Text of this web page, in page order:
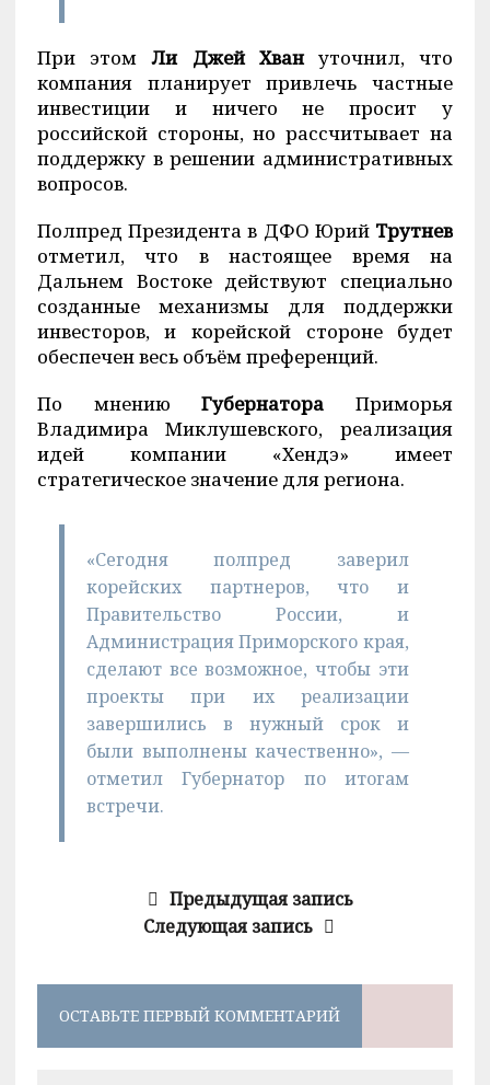
При этомЛи Джей Хвануточнил, что
компания планирует привлечь частные
инвестиции и ничего не просит у
российской стороны, но рассчитывает на
поддержку в решении административных
вопросов.
Полпред Президента в ДФО Юрий Трутнев
отметил, что в настоящее время на
Дальнем Востоке действуют специально
созданные механизмы для поддержки
инвесторов, и корейской стороне будет
обеспечен весь объём преференций.
По мнениюГубернатора Приморья
Владимира Миклушевского, реализация
идей компании «Хендэ» имеет
стратегическое значение для региона.
«Сегодня полпред заверил
корейских партнеров, что и
Правительство России, и
Администрация Приморского края,
сделают все возможное, чтобы эти
проекты при их реализации
завершились в нужный срок и
были выполнены качественно», —
отметил Губернатор по итогам
встречи.
Предыдущая запись
Следующая запись
ОСТАВЬТЕ ПЕРВЫЙ КОММЕНТАРИЙ